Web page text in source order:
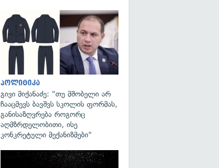
პოლიტიკა
გივი მიქანაძე: "თუ მშობელი არ
ჩააცმევს ბავშვს სკოლის ფორმას,
განისაზღვრება როგორც
აღმზრდელობითი, ისე
კონკრეტული მექანიზმები"